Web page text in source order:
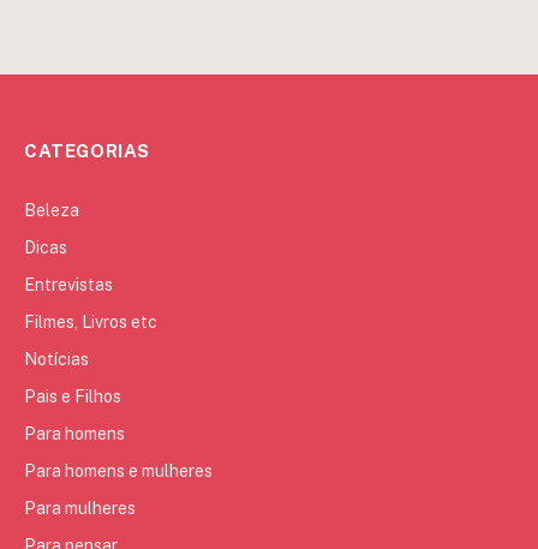
CATEGORIAS
Beleza
Dicas
Entrevistas
Filmes, Livros etc
Notícias
Pais e Filhos
Para homens
Para homens e mulheres
Para mulheres
Para pensar